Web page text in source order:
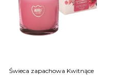
Świeca zapachowa Kwitnące